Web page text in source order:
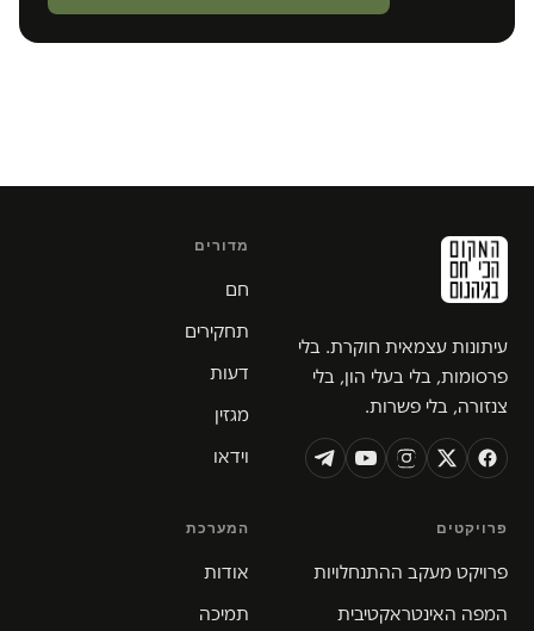
עיתונות עצמאית חוקרת. בלי
פרסומות, בלי בעלי הון, בלי
צנזורה, בלי פשרות.
מדורים
חם
תחקירים
דעות
מגזין
וידאו
פרויקטים
פרויקט מעקב ההתנחלויות
המפה האינטראקטיבית
המערכת
אודות
תמיכה